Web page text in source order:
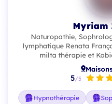
Myriam
Naturopathie,
lymphatique Renata
milta thérapie et
5/5
Hypnothérapie